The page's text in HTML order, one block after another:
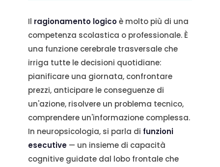
Il ragionamento logicoè molto più di una
competenza scolastica o professionale. È
una funzione cerebrale trasversale che
irriga tutte le decisioni quotidiane:
pianificare una giornata, confrontare
prezzi, anticipare le conseguenze di
un'azione, risolvere un problema tecnico,
comprendere un'informazione complessa.
In neuropsicologia, si parla di funzioni
esecutive— un insieme di capacità
cognitive guidate dal lobo frontale che